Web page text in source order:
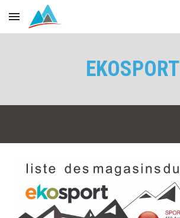
Skip to main content
EKOSPORT